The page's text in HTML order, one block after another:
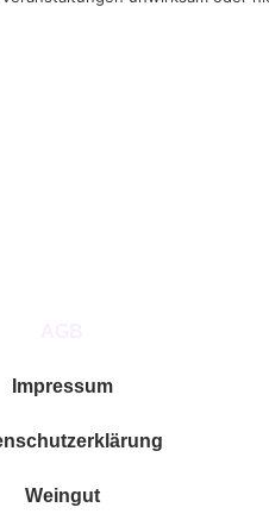
Impressum
Weingut